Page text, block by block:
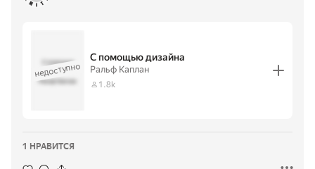
С помощью
дизайна
·
Ральф Каплан
недоступно
С помощью дизайна
Ральф Каплан
1.8k
1 НРАВИТСЯ